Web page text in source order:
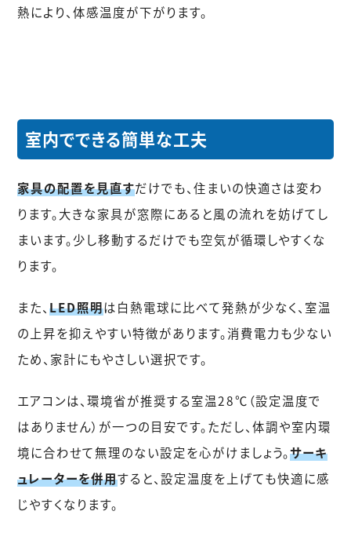
熱により、体感温度が下がります。
室内でできる簡単な工夫
家具の配置を見直すだけでも、住まいの快適さは変わ
ります。大きな家具が窓際にあると風の流れを妨げてし
まいます。少し移動するだけでも空気が循環しやすくな
ります。
また、LED照明は白熱電球に比べて発熱が少なく、室温
の上昇を抑えやすい特徴があります。消費電力も少ない
ため、家計にもやさしい選択です。
エアコンは、環境省が推奨する室温28℃（設定温度で
はありません）が一つの目安です。ただし、体調や室内環
境に合わせて無理のない設定を心がけましょう。サーキ
ュレーターを併用すると、設定温度を上げても快適に感
じやすくなります。